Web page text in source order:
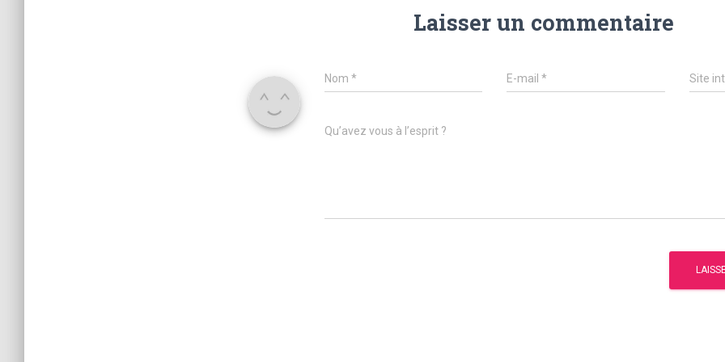
Laisser un commentaire
Nom * E-mail* Site
Qu’avez vous à l’esprit ?